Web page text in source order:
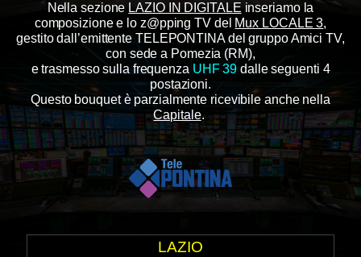
Nella sezione LAZIO IN DIGITALE inseriamo la
composizione e lo z@pping TV del Mux LOCALE 3,
gestito dall’emittente TELEPONTINA del gruppo Amici TV,
con sede a Pomezia (RM),
e trasmesso sulla frequenza UHF 39dalle seguenti 4
postazioni.
Questo bouquet è parzialmente ricevibile anche nella
Capitale.
LAZIO